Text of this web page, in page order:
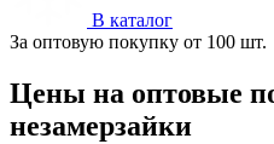
В каталог
За оптовую покупку от 100 шт.
Цены на оптовые
незамерзайки